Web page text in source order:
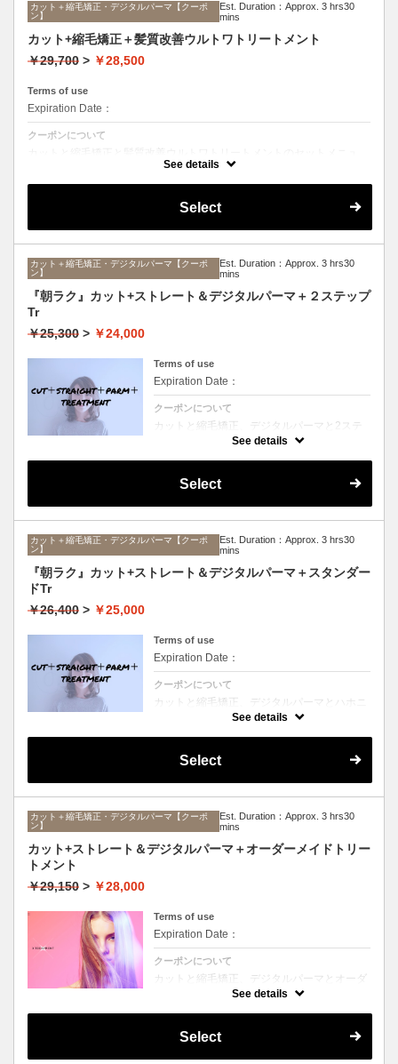
カット＋縮毛矯正・デジタルパーマ【クーポ
ン】
Est. Duration：Approx. 3 hrs30
mins
カット+縮毛矯正＋髪質改善ウルトワトリートメント
￥29,700 > ￥28,500
Terms of use
Expiration Date：
クーポンについて
カットと縮毛矯正と髪質改善ウルトワトリートメントのセットメニュ
ー。髪質や状態に合わせて薬剤選定致します。ロング料金なし
See details
Select
カット＋縮毛矯正・デジタルパーマ【クーポ
ン】
Est. Duration：Approx. 3 hrs30
mins
『朝ラク』カット+ストレート＆デジタルパーマ＋２ステップ
Tr
￥25,300 > ￥24,000
Terms of use
Expiration Date：
クーポンについて
カットと縮毛矯正、デジタルパーマと2ステ
ップTrのセットメニュー。ボリュームは抑え
グを楽にしたい方にオススメ☆ロング料金な
See details
Select
カット＋縮毛矯正・デジタルパーマ【クーポ
ン】
Est. Duration：Approx. 3 hrs30
mins
『朝ラク』カット+ストレート＆デジタルパーマ＋スタンダー
ドTr
￥26,400 > ￥25,000
Terms of use
Expiration Date：
クーポンについて
カットと縮毛矯正、デジタルパーマとハホニ
コTrのセットメニュー。ボリュームは抑えて
を楽にしたい方にオススメ☆ロング料金な
See details
Select
カット＋縮毛矯正・デジタルパーマ【クーポ
ン】
Est. Duration：Approx. 3 hrs30
mins
カット+ストレート＆デジタルパーマ＋オーダーメイドトリー
トメント
￥29,150 > ￥28,000
Terms of use
Expiration Date：
クーポンについて
カットと縮毛矯正、デジタルパーマとオーダ
ーメイドTrのセットメニュー。ボリュームは
リングを楽にしたい方に☆ロング料金なし。
See details
Select